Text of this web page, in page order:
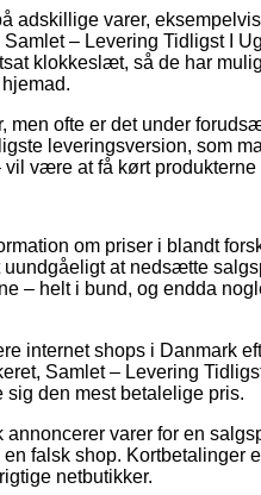
adskillige varer,
– Levering Tidligst I
klokkeslæt, så de har
men ofte er det under
leveringsversion, som
være at få kørt
om priser i blandt
at nedsætte
– helt i bund, og endda
internet shops i Danmark
Samlet – Levering
sig den mest betalelige pris.
varer for en
falsk shop. Kortbetalinger
netbutikker.